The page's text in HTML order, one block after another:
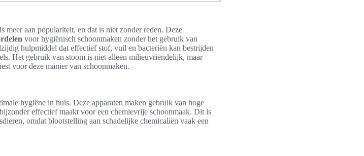
meer aan populariteit, en dat is niet zonder reden. Deze
voor hygiënisch schoonmaken zonder het gebruik van
hulpmiddel dat effectief stof, vuil en bacteriën kan bestrijden
Het gebruik van stoom is niet alleen milieuvriendelijk, maar
voor deze manier van schoonmaken.
hygiëne in huis. Deze apparaten maken gebruik van hoge
effectief maakt voor een chemievrije schoonmaak. Dit is
omdat blootstelling aan schadelijke chemicaliën vaak een